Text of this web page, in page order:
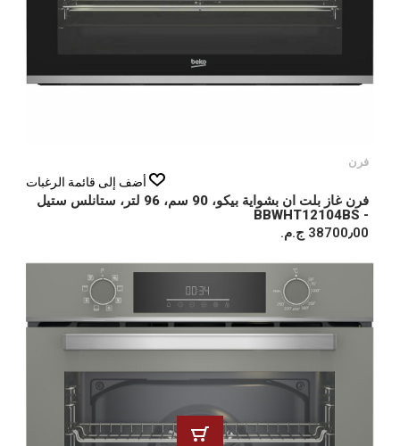
فرن
أضف إلى قائمة الرغبات
فرن غاز بلت ان بشواية بيكو، 90 سم، 96 لتر، ستانلس ستيل
- BBWHT12104BS
38700٫00 ج.م.‏